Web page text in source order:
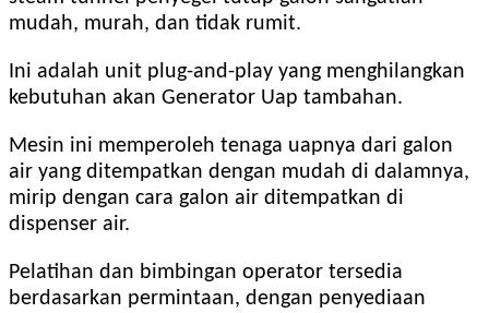
mudah, murah, dan tidak rumit.
Ini adalah unit plug-and-play yang menghilangkan
kebutuhan akan Generator Uap tambahan.
Mesin ini memperoleh tenaga uapnya dari galon
air yang ditempatkan dengan mudah di dalamnya,
mirip dengan cara galon air ditempatkan di
dispenser air.
Pelatihan dan bimbingan operator tersedia
berdasarkan permintaan, dengan penyediaan